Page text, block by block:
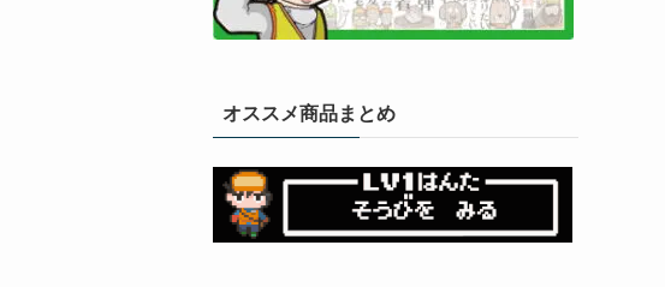
オススメ商品まとめ